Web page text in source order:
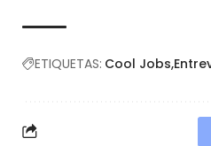
ETIQUETAS: Cool Jobs